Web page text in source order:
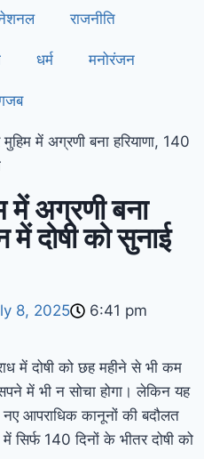
बढ़ोतरी का ऐलान !
राजनीति
धर्म मनोरंजन
मुहिम में अग्रणी बना हरियाणा, 140
में अग्रणी बना
दोषी को सुनाई
8, 2025 6:41 pm
में दोषी को छह महीने से भी कम
में भी न सोचा होगा। लेकिन यह
आपराधिक कानूनों की बदौलत
सिर्फ 140 दिनों के भीतर दोषी को